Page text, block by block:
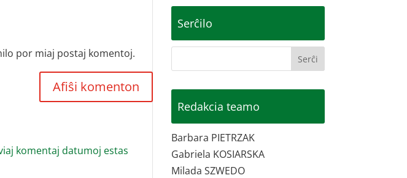
por miaj postaj komentoj.
komentaj datumoj estas
Serĉilo
Redakcia teamo
Barbara PIETRZAK
Gabriela KOSIARSKA
Milada SZWEDO